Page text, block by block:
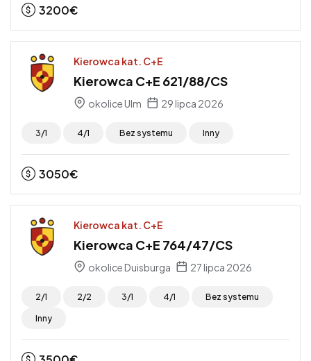
3200€
Kierowca kat. C+E
Kierowca C+E 621/88/CS
okolice Ulm 29 lipca 2026
3/1 4/1 Bez systemu Inny
3050€
Kierowca kat. C+E
Kierowca C+E 764/47/CS
okolice Duisburga 27 lipca 2026
2/1 2/2 3/1 4/1 Bez systemu
Inny